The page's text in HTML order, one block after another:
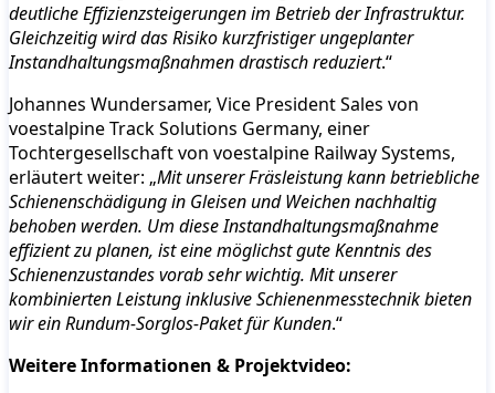
deutliche Effizienzsteigerungen im Betrieb der Infrastruktur.
Gleichzeitig wird das Risiko kurzfristiger ungeplanter
Instandhaltungsmaßnahmen drastisch reduziert.“
Johannes Wundersamer, Vice President Sales von
voestalpine Track Solutions Germany, einer
Tochtergesellschaft von voestalpine Railway Systems,
erläutert weiter: „Mit unserer Fräsleistung kann betriebliche
Schienenschädigung in Gleisen und Weichen nachhaltig
behoben werden. Um diese Instandhaltungsmaßnahme
effizient zu planen, ist eine möglichst gute Kenntnis des
Schienenzustandes vorab sehr wichtig. Mit unserer
kombinierten Leistung inklusive Schienenmesstechnik bieten
wir ein Rundum-Sorglos-Paket für Kunden.“
Weitere Informationen & Projektvideo: